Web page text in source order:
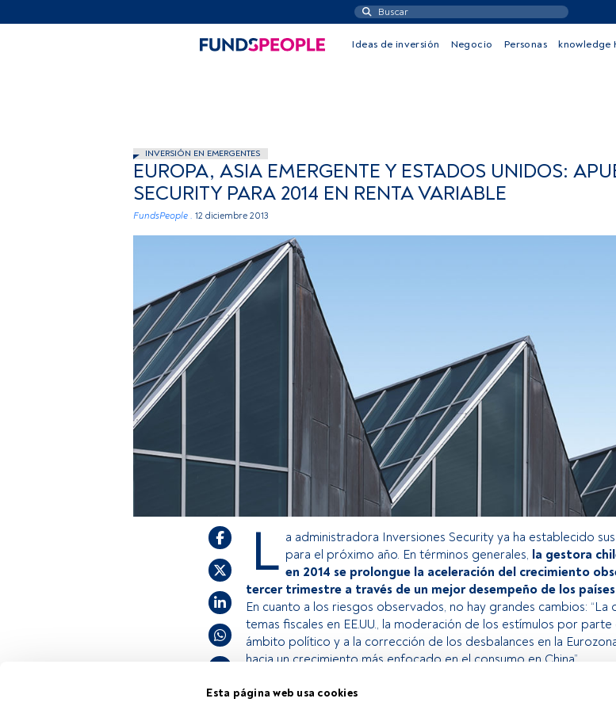
Esta página web usa cookies
Ideas de inversión Negocio Personas knowledge
INVERSIÓN EN EMERGENTES
EUROPA, ASIA EMERGENTE Y ESTADOS UNIDOS:
SECURITY PARA 2014 EN RENTA VARIABLE
FundsPeople . 12 diciembre 2013
L a administradora Inversiones Security ya ha establecido
para el próximo año. En términos generales, la gestora
en 2014 se prolongue la aceleración del crecimiento
tercer trimestre a través de un mejor desempeño de los
En cuanto a los riesgos observados, no hay grandes cambios: “La
temas fiscales en EE.UU., la moderación de los estímulos por parte
ámbito político y a la corrección de los desbalances en la
hacia un crecimiento más enfocado en el consumo en China”.